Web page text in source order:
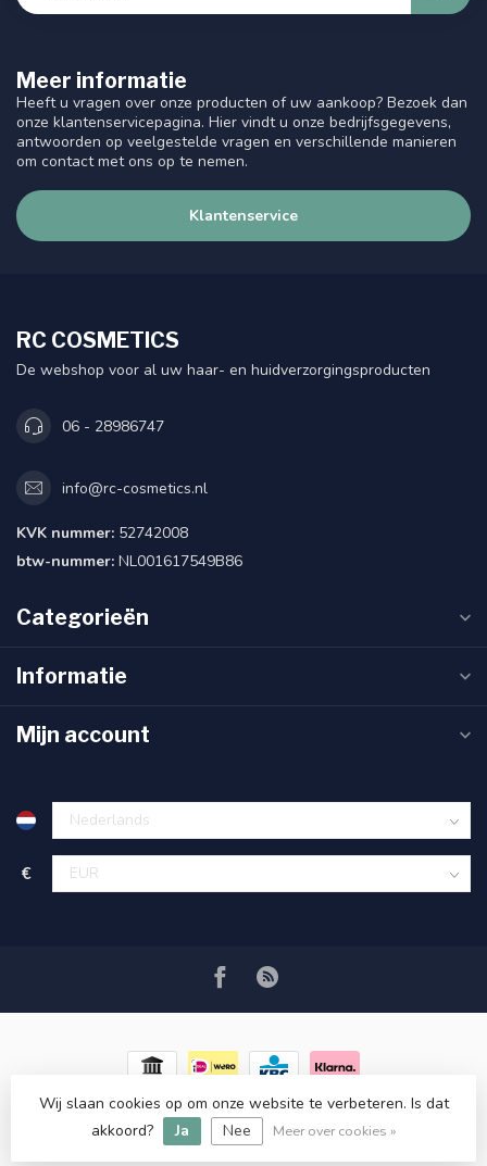
Meer informatie
Heeft u vragen over onze producten of uw aankoop? Bezoek dan
onze klantenservicepagina. Hier vindt u onze bedrijfsgegevens,
antwoorden op veelgestelde vragen en verschillende manieren
om contact met ons op te nemen.
Klantenservice
RC COSMETICS
De webshop voor al uw haar- en huidverzorgingsproducten
06 - 28986747
info@rc-cosmetics.nl
KVK nummer: 52742008
btw-nummer: NL001617549B86
Categorieën
Informatie
Mijn account
€
© Copyright 2026 RC COSMETICS- Powered byLightspeed-
Lightspeed design
Dyvelopment
Wij slaan cookies op om onze website te verbeteren. Is dat
akkoord?
Ja Nee Meer over cookies »